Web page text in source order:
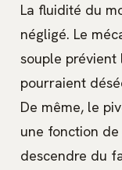
La fluidité du
négligé. Le
souple prévient
pourraient
De même, le
une fonction
descendre du